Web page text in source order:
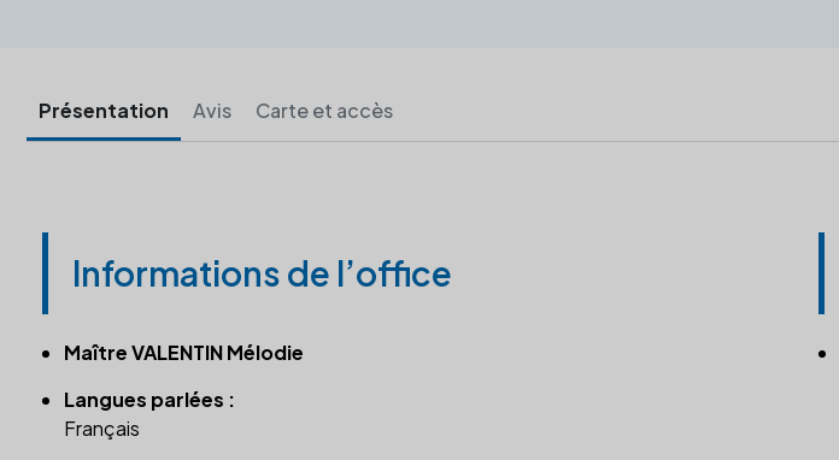
Présentation Avis Carte et accès
Informations de l’office
Maître VALENTIN Mélodie
Langues parlées :
Français